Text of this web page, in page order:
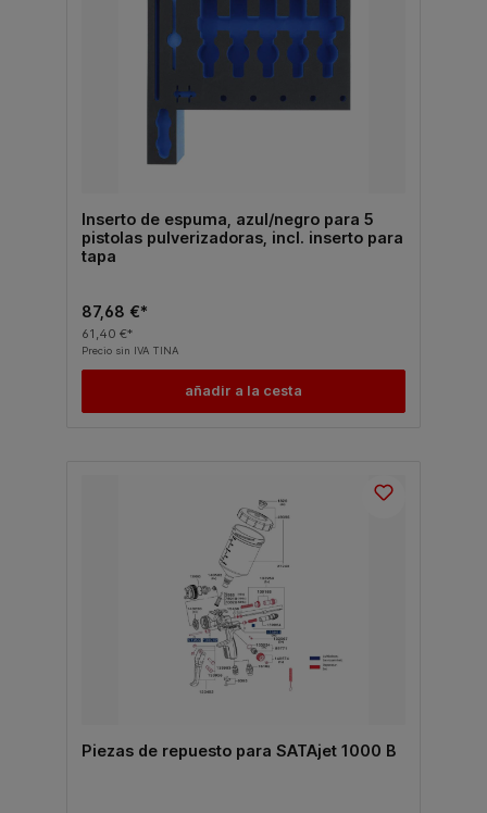
Inserto de espuma, azul/negro para 5
pistolas pulverizadoras, incl. inserto para
tapa
87,68 €*
61,40 €*
Precio sin IVA TINA
añadir a la cesta
Piezas de repuesto para SATAjet 1000 B